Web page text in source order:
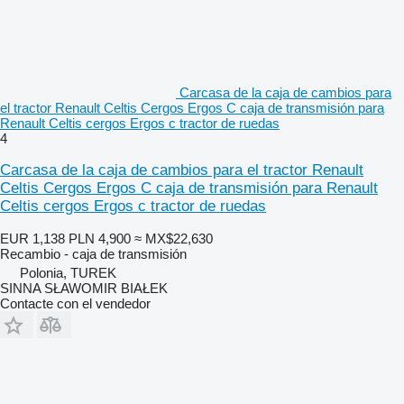
Carcasa de la caja de cambios para
el tractor Renault Celtis Cergos Ergos C caja de transmisión para
Renault Celtis cergos Ergos c tractor de ruedas
4
Carcasa de la caja de cambios para el tractor Renault
Celtis Cergos Ergos C caja de transmisión para Renault
Celtis cergos Ergos c tractor de ruedas
EUR 1,138 PLN 4,900 ≈ MX$22,630
Recambio - caja de transmisión
Polonia, TUREK
SINNA SŁAWOMIR BIAŁEK
Contacte con el vendedor